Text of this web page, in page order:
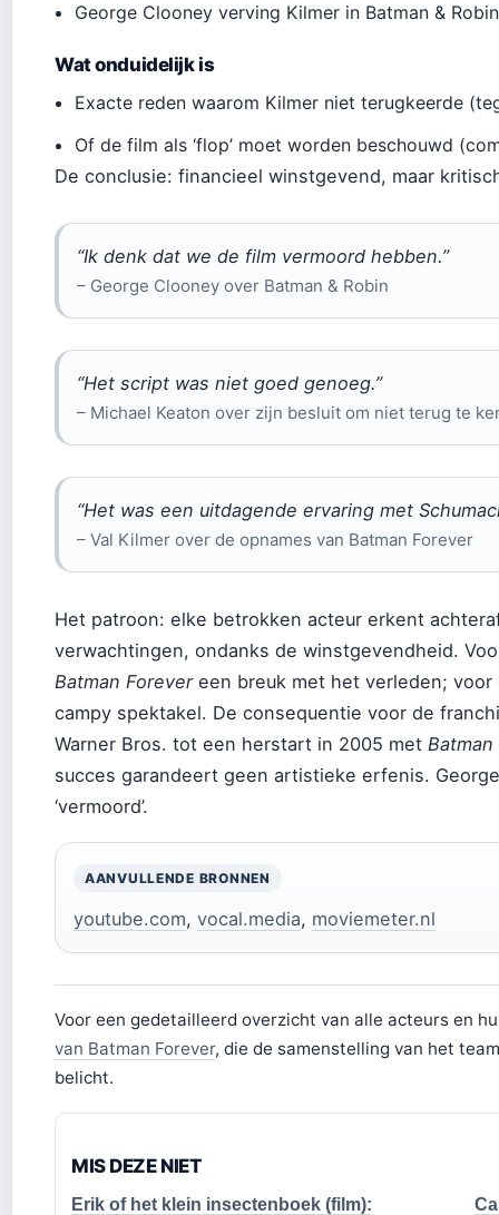
George Clooney verving Kilmer in Batman & Robin
Wat onduidelijk is
Exacte reden waarom Kilmer niet terugkeerde
Of de film als ‘flop’ moet worden beschouwd
De conclusie: financieel winstgevend, maar
“Ik denk dat we de film vermoord hebben.”
– George Clooney over Batman & Robin
“Het script was niet goed genoeg.”
– Michael Keaton over zijn besluit om niet terug te
“Het was een uitdagende ervaring met
– Val Kilmer over de opnames van Batman Forever
Het patroon: elke betrokken acteur erkent
verwachtingen, ondanks de winstgevendheid.
Batman Forevereen breuk met het verleden; voor
campy spektakel. De consequentie voor de
Warner Bros. tot een herstart in 2005 met
succes garandeert geen artistieke erfenis.
‘vermoord’.
AANVULLENDE BRONNEN
youtube.com, vocal.media, moviemeter.nl
Voor een gedetailleerd overzicht van alle acteurs en
van Batman Forever, die de samenstelling van het
belicht.
MIS DEZE NIET
Erik of het klein insectenboek (film):